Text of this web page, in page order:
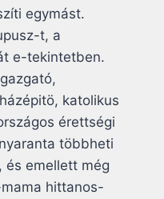
egymást.
t, a
e-tekintetben.
katolikus
érettségi
többheti
emellett még
hittanos-